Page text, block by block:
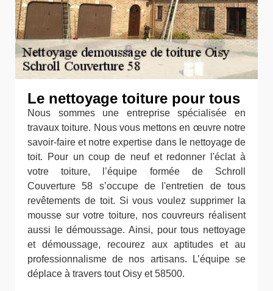
Le nettoyage toiture pour tous
Nous sommes une entreprise spécialisée en
travaux toiture. Nous vous mettons en œuvre notre
savoir-faire et notre expertise dans le nettoyage de
toit. Pour un coup de neuf et redonner l'éclat à
votre toiture, l’équipe formée de Schroll
Couverture 58 s’occupe de l'entretien de tous
revêtements de toit. Si vous voulez supprimer la
mousse sur votre toiture, nos couvreurs réalisent
aussi le démoussage. Ainsi, pour tous nettoyage
et démoussage, recourez aux aptitudes et au
professionnalisme de nos artisans. L’équipe se
déplace à travers tout Oisy et 58500.